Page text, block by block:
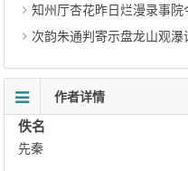
知州厅杏花昨日烂漫录事院今日零落唯
次韵朱通判寄示盘龙山观瀑
作者详情
佚名
先秦